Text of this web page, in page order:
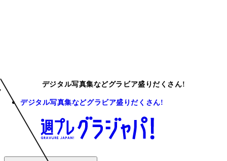
デジタル写真集などグラビア盛りだくさん!
デジタル写真集などグラビア盛りだくさん!